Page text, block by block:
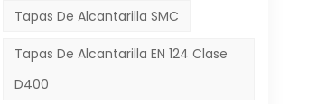
Tapas De Alcantarilla SMC
Tapas De Alcantarilla EN 124 Clase
D400